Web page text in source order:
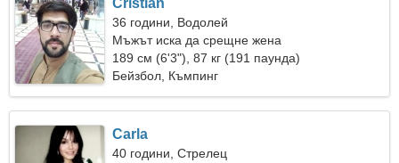
Cristian
36 години, Водолей
Мъжът иска да срещне жена
189 см (6'3"), 87 кг (191 паунда)
Бейзбол, Къмпинг
Carla
40 години, Стрелец